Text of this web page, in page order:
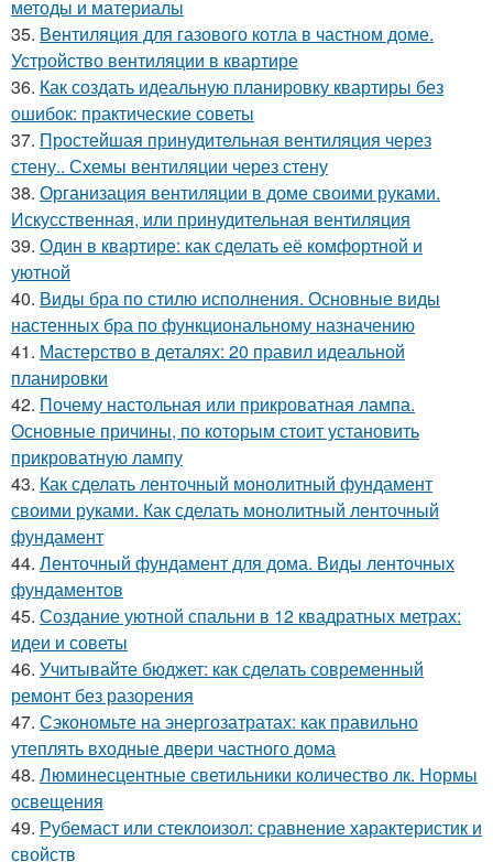
методы и материалы
35. Вентиляция для газового котла в частном доме.
Устройство вентиляции в квартире
36. Как создать идеальную планировку квартиры без
ошибок: практические советы
37. Простейшая принудительная вентиляция через
стену.. Схемы вентиляции через стену
38. Организация вентиляции в доме своими руками.
Искусственная, или принудительная вентиляция
39. Один в квартире: как сделать её комфортной и
уютной
40. Виды бра по стилю исполнения. Основные виды
настенных бра по функциональному назначению
41. Мастерство в деталях: 20 правил идеальной
планировки
42. Почему настольная или прикроватная лампа.
Основные причины, по которым стоит установить
прикроватную лампу
43. Как сделать ленточный монолитный фундамент
своими руками. Как сделать монолитный ленточный
фундамент
44. Ленточный фундамент для дома. Виды ленточных
фундаментов
45. Создание уютной спальни в 12 квадратных метрах:
идеи и советы
46. Учитывайте бюджет: как сделать современный
ремонт без разорения
47. Сэкономьте на энергозатратах: как правильно
утеплять входные двери частного дома
48. Люминесцентные светильники количество лк. Нормы
освещения
49. Рубемаст или стеклоизол: сравнение характеристик и
свойств